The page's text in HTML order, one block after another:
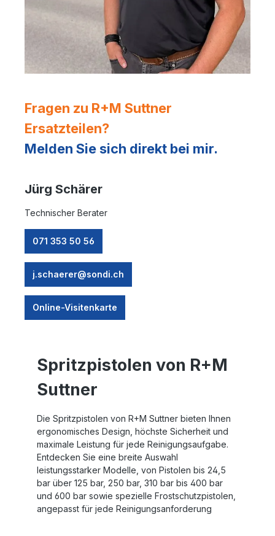
Fragen zu R+M Suttner
Ersatzteilen?
Melden Sie sich direkt bei mir.
Jürg Schärer
Technischer Berater
071 353 50 56
j.schaerer@sondi.ch
Online-Visitenkarte
Spritzpistolen von R+M
Suttner
Die Spritzpistolen von R+M Suttner bieten Ihnen
ergonomisches Design, höchste Sicherheit und
maximale Leistung für jede Reinigungsaufgabe.
Entdecken Sie eine breite Auswahl
leistungsstarker Modelle, von Pistolen bis 24,5
bar über 125 bar, 250 bar, 310 bar bis 400 bar
und 600 bar sowie spezielle Frostschutzpistolen,
angepasst für jede Reinigungsanforderung